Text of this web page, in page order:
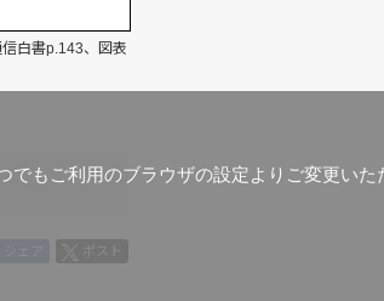
もご利用のブラウザの設定よりご変更いた
白書p.143、図表
ポスト